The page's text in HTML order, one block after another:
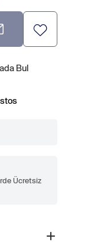
Bul
Ücretsiz